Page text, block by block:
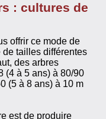
: cultures de
offrir ce mode de
tailles différentes
des arbres
(4 à 5 ans) à 80/90
(5 à 8 ans) à 10 m
est de produire